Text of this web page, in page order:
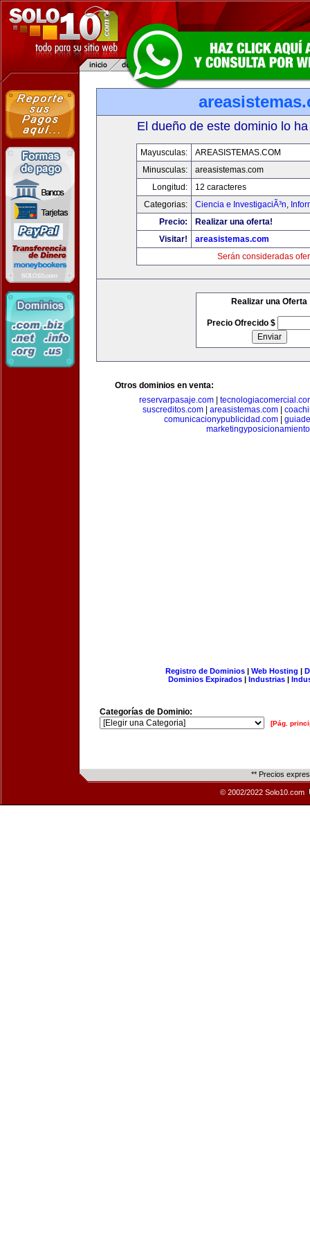
El dueño de este dominio lo
Mayusculas:
AREASISTEMAS.COM
Minusculas:
areasistemas.com
Longitud:
12 caracteres
Categorias:
Ciencia e InvestigaciÃ³n,
Precio:
Realizar una oferta!
Visitar!
areasistemas.com
Serán consideradas
Realizar una Oferta
Precio Ofrecido $
Otros dominios en venta:
reservarpasaje.com
suscreditos.com
areasistemas.com
comunicacionypublicidad.com
Registro de Dominios| Web Hosting |
Dominios Expirados | Industrias |
Categorías de Dominio:
[Pág.
** Precios
© 2002/2022 Solo10.com